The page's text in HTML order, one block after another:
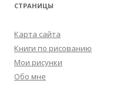
СТРАНИЦЫ
Карта сайта
Книги по рисованию
Мои рисунки
Обо мне